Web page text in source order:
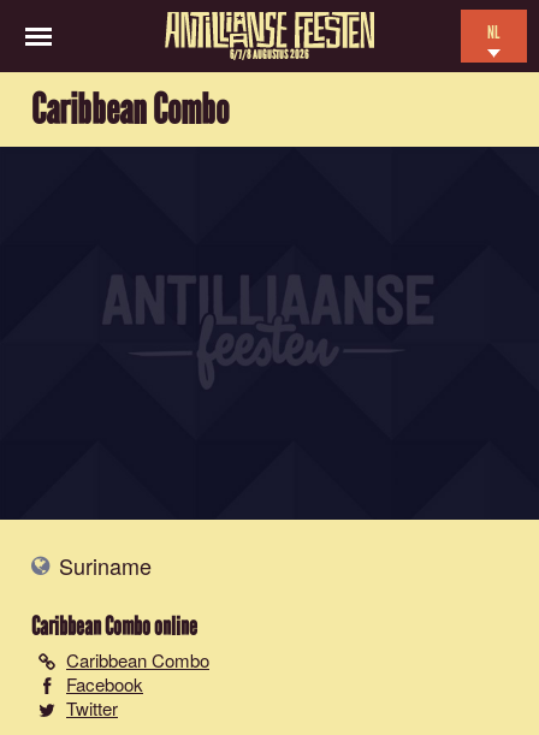
6/7/8 AUGUSTUS 2026
NL
Caribbean Combo
Suriname
Caribbean Comboonline
Caribbean Combo
Facebook
Twitter